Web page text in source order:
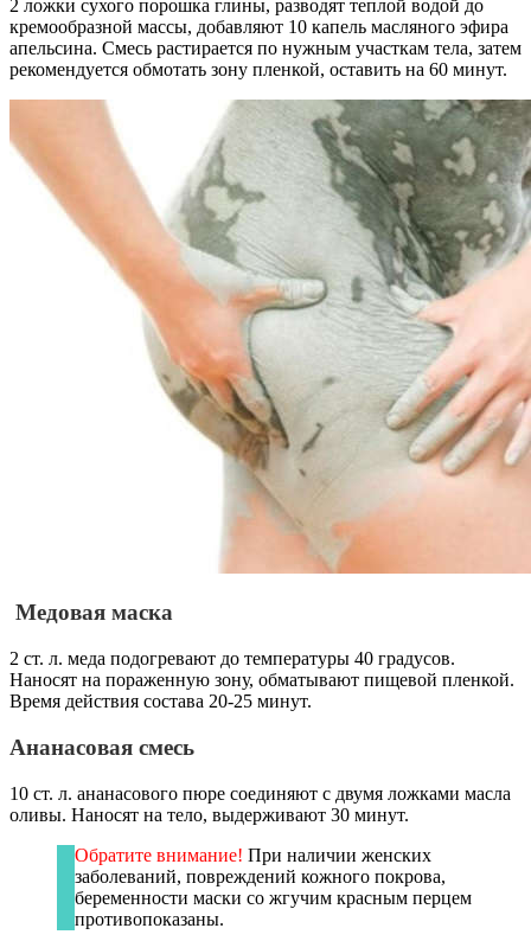
2 ложки сухого порошка глины, разводят теплой водой до
кремообразной массы, добавляют 10 капель масляного эфира
апельсина. Смесь растирается по нужным участкам тела, затем
рекомендуется обмотать зону пленкой, оставить на 60 минут.
Медовая маска
2 ст. л. меда подогревают до температуры 40 градусов.
Наносят на пораженную зону, обматывают пищевой пленкой.
Время действия состава 20-25 минут.
Ананасовая смесь
10 ст. л. ананасового пюре соединяют с двумя ложками масла
оливы. Наносят на тело, выдерживают 30 минут.
Обратите внимание! При наличии женских
заболеваний, повреждений кожного покрова,
беременности маски со жгучим красным перцем
противопоказаны.